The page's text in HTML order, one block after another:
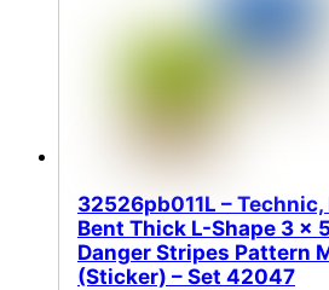
32526pb011L –
Bent Thick L-Shape 3 x
Danger Stripes Pattern
(Sticker) – Set 42047